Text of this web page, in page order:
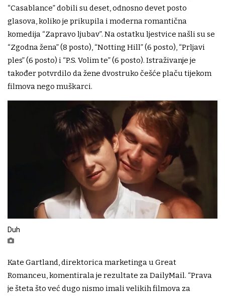
“Casablance” dobili su deset, odnosno devet posto
glasova, koliko je prikupila i moderna romantična
komedija “Zapravo ljubav”. Na ostatku ljestvice našli su se
“Zgodna žena” (8 posto), “Notting Hill” (6 posto), “Prljavi
ples” (6 posto) i “P.S. Volim te” (6 posto). Istraživanje je
također potvrdilo da žene dvostruko češće plaču tijekom
filmova nego muškarci.
Duh
Kate Gartland, direktorica marketinga u Great
Romanceu, komentirala je rezultate za DailyMail. “Prava
je šteta što već dugo nismo imali velikih filmova za